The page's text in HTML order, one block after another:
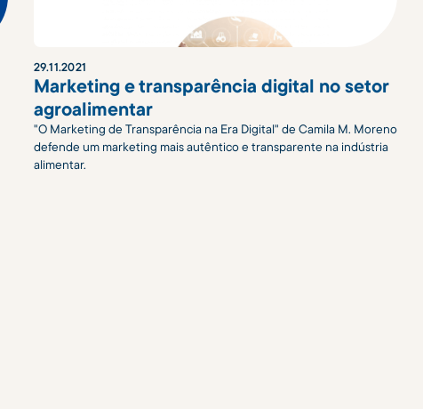
29.11.2021
Marketing e transparência digital no setor
agroalimentar
"O Marketing de Transparência na Era Digital" de Camila M. Moreno
defende um marketing mais autêntico e transparente na indústria
alimentar.